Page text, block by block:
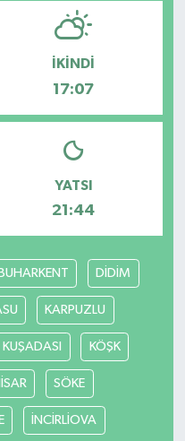
İKINDI
17:07
YATSI
21:44
BUHARKENT DİDİM
KARPUZLU
KUŞADASI KÖŞK
SÖKE
İNCİRLİOVA